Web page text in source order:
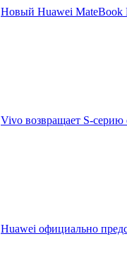
Новый Huawei MateBook
Vivo возвращает S-
Huawei официально